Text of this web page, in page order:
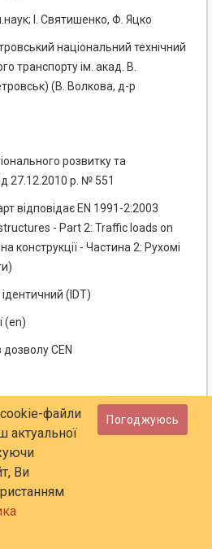
І. Святишенко, Φ. Яцко
національний технічний
транспорту ім. акад. В.
(В. Волкова, д-р
розвитку та
27.12.2010 р. № 551
відповідає EN 1991-2:2003
- Part 2: Traffic loads on
конструкції - Частина 2: Рухомі
ідентичний (IDT)
(en)
CEN
ВСТУП
перекладом EN 1991-2:2003
- Part 2: Traffic loads on
конструкції - Частина 2: Рухомі
Технічним комітетом
Єврокоди", секретаріатом якого
файли
актуальної
Ви
Погоджуюсь